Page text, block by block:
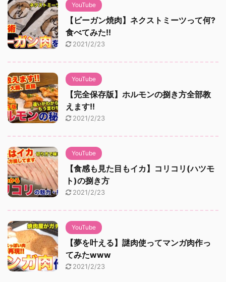
YouTube
【ビーガン焼肉】ネクストミーツって何?
食べてみた!!
2021/2/23
YouTube
【完全保存版】ホルモンの捌き方全部教
えます!!
2021/2/23
YouTube
【食感も見た目もイカ】コリコリ(ハツモ
ト)の捌き方
2021/2/23
YouTube
【夢を叶える】謎肉使ってマンガ肉作っ
てみたwww
2021/2/23